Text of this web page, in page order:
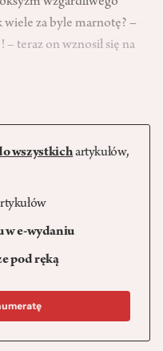
za byle marnotę? –
teraz on wznosił się na
wszystkichartykułów,
w e-wydaniu
pod ręką